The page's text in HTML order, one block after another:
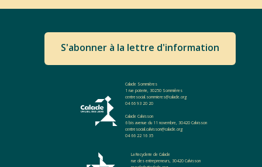
S'abonner à la lettre d'information
Calade Sommières
1 rue poterie, 30250 Sommières
centresocial.sommieres@calade.org
04 66 93 20 20
Calade Calvisson
6 bis avenue du 11 novembre, 30420 Calvisson
centresocial.calvisson@calade.org
04 66 22 16 35
La Recyclerie de Calade
rue des entrepreneurs, 30420 Calvisson